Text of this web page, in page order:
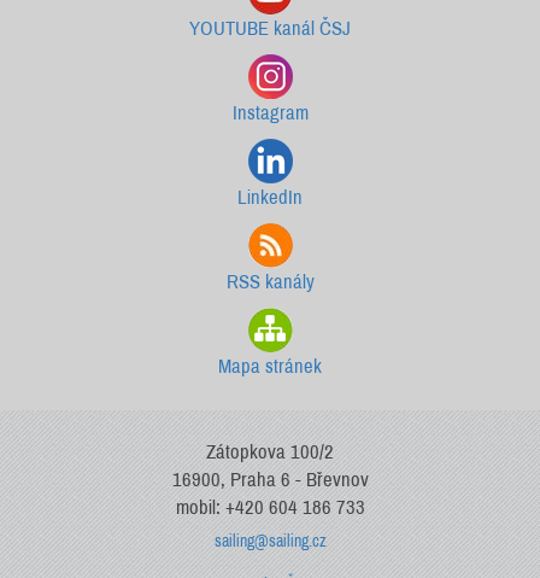
YOUTUBE kanál ČSJ
Instagram
LinkedIn
RSS kanály
Mapa stránek
Zátopkova 100/2
16900, Praha 6 - Břevnov
mobil: +420 604 186 733
sailing@sailing.cz